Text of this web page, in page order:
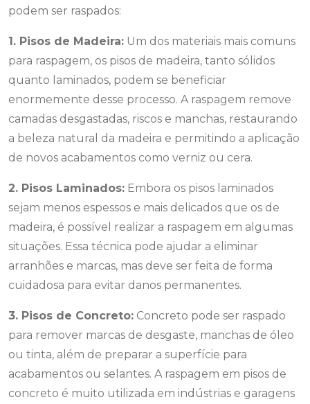
podem ser raspados:
1. Pisos de Madeira: Um dos materiais mais comuns
para raspagem, os pisos de madeira, tanto sólidos
quanto laminados, podem se beneficiar
enormemente desse processo. A raspagem remove
camadas desgastadas, riscos e manchas, restaurando
a beleza natural da madeira e permitindo a aplicação
de novos acabamentos como verniz ou cera.
2. Pisos Laminados: Embora os pisos laminados
sejam menos espessos e mais delicados que os de
madeira, é possível realizar a raspagem em algumas
situações. Essa técnica pode ajudar a eliminar
arranhões e marcas, mas deve ser feita de forma
cuidadosa para evitar danos permanentes.
3. Pisos de Concreto: Concreto pode ser raspado
para remover marcas de desgaste, manchas de óleo
ou tinta, além de preparar a superfície para
acabamentos ou selantes. A raspagem em pisos de
concreto é muito utilizada em indústrias e garagens